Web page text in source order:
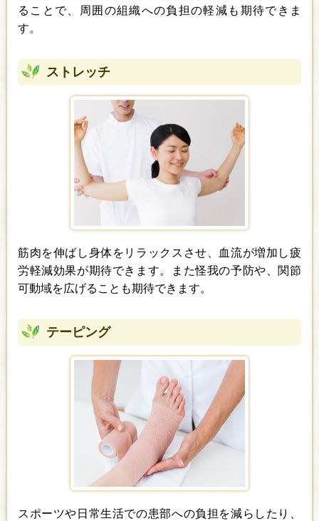
ることで、周囲の組織への負担の軽減も期待できま
す。
ストレッチ
筋肉を伸ばし身体をリラックスさせ、血流が増加し疲
労軽減効果が期待できます。また怪我の予防や、関節
可動域を広げることも期待できます。
テーピング
スポーツや日常生活での患部への負担を減らしたり、